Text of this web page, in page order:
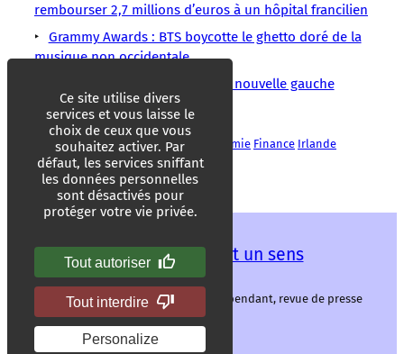
rembourser 2,7 millions d’euros à un hôpital francilien
Grammy Awards : BTS boycotte le ghetto doré de la
musique non occidentale
États-Unis : Abdul El-Sayed, la nouvelle gauche
radicale à l’assaut du Michigan
Anglo Irish Bank (AIB) Banques Économie Finance Irlande
Scandale
Les mots ont un sens
Les mots ont un sens, média libre et indépendant, revue de presse
alternative.
Ce site utilise divers
services et vous laisse le
choix de ceux que vous
souhaitez activer. Par
défaut, les services sniffant
les données personnelles
sont désactivés pour
protéger votre vie privée.
Tout autoriser
Tout interdire
Personalize